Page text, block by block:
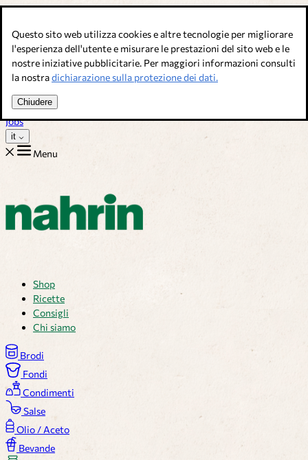
Questo sito web utilizza cookies e altre tecnologie per migliorare
l'esperienza dell'utente e misurare le prestazioni del sito web e le
nostre iniziative pubblicitarie. Per maggiori informazioni consulti
la nostradichiarazione sulla protezione dei dati.
Chiudere
Brodi, condimenti & complementi alimentari. Qualità svizzera.
Assistenza Clienti
Ricette
Consigli
Chi siamo
Jobs
it
Menu
Shop
Ricette
Consigli
Chi siamo
Brodi
Fondi
Condimenti
Salse
Olio / Aceto
Bevande